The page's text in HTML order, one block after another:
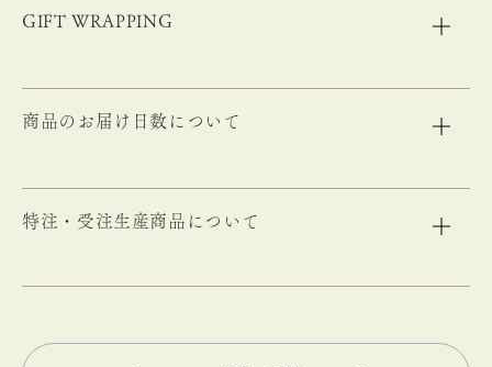
GIFT WRAPPING
商品のお届け日数について
特注・受注生産商品について